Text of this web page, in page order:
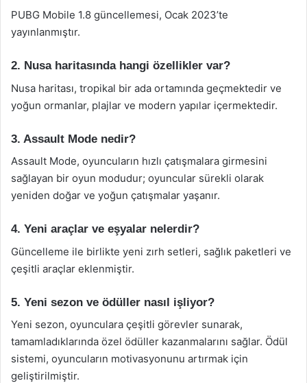
PUBG Mobile 1.8 güncellemesi, Ocak 2023’te
yayınlanmıştır.
2. Nusa haritasında hangi özellikler var?
Nusa haritası, tropikal bir ada ortamında geçmektedir ve
yoğun ormanlar, plajlar ve modern yapılar içermektedir.
3. Assault Mode nedir?
Assault Mode, oyuncuların hızlı çatışmalara girmesini
sağlayan bir oyun modudur; oyuncular sürekli olarak
yeniden doğar ve yoğun çatışmalar yaşanır.
4. Yeni araçlar ve eşyalar nelerdir?
Güncelleme ile birlikte yeni zırh setleri, sağlık paketleri ve
çeşitli araçlar eklenmiştir.
5. Yeni sezon ve ödüller nasıl işliyor?
Yeni sezon, oyunculara çeşitli görevler sunarak,
tamamladıklarında özel ödüller kazanmalarını sağlar. Ödül
sistemi, oyuncuların motivasyonunu artırmak için
geliştirilmiştir.